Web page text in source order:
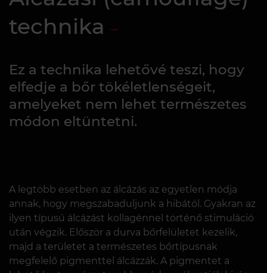
technika
Ez a technika lehetővé teszi, hogy
elfedje a bőr tökéletlenségeit,
amelyeket nem lehet természetes
módon eltüntetni.
A legtöbb esetben az álcázás az egyetlen módja
annak, hogy megszabaduljunk a hibától. Gyakran az
ilyen típusú álcázást kollagénnel történő stimuláció
után végzik. Először a durva bőrfelületet kezelik,
majd a területet a természetes bőrtípusnak
megfelelő pigmenttel álcázzák. A pigmentet a